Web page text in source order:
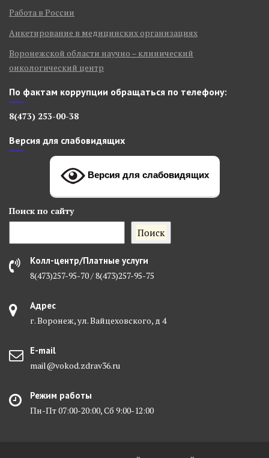
Работа в России
Анкетирование в медицинских организациях
Воронежской области научно – клинический
онкологический центр
По фактам коррупции обращаться по телефону:
8(473) 253-00-38
Версия для слабовидящих
Версия для слабовидящих
Поиск по сайту
Поиск
Колл-центр/Платные услуги
8(473)257-95-70 / 8(473)257-95-75
Адрес
г. Воронеж, ул. Вайцеховского, д 4
E-mail
mail@vokod.zdrav36.ru
Режим работы
Пн-Пт 07:00-20:00, Сб 9:00-12:00